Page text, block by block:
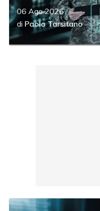
06 Ago 2026
di Paolo Tarsitano